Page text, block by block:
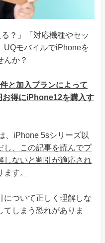
？」「対応機種やセッ
UQモバイルでiPhoneを
んか？
と加入プランによって
お得にiPhone12を購入す
、iPhone 5sシリーズ以
し、この記事を読んでプ
しないと割引が適応され
す。
について正しく理解しな
しまう恐れがありま